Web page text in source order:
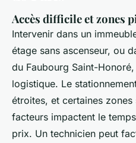
Accès difficile et zones
Intervenir dans un
étage sans ascenseur, ou
du Faubourg Saint-
logistique. Le
étroites, et certaines
facteurs impactent le
prix. Un technicien peut